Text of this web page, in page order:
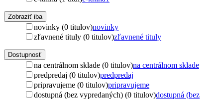
Zobraziť iba
novinky (0 titulov)novinky
zľavnené tituly (0 titulov)zľavnené tituly
Dostupnosť
na centrálnom sklade (0 titulov)na centrálnom sklade
predpredaj (0 titulov)predpredaj
pripravujeme (0 titulov)pripravujeme
dostupná (bez vypredaných) (0 titulov)dostupná (bez